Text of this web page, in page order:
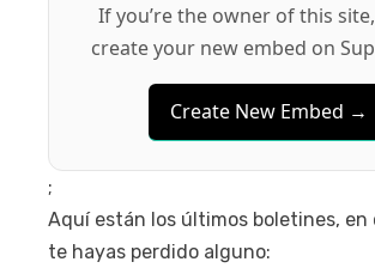
If you’re the owner of this
create your new embed on
Create New Embed →
;
Aquí están los últimos boletines, en
te hayas perdido alguno: